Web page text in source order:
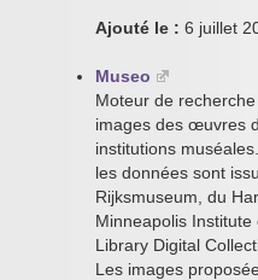
Ajouté le : 6 juillet
Museo
Moteur de
images des œuvres
institutions
les données sont
Rijksmuseum, du
Minneapolis Institute
Library Digital
Les images